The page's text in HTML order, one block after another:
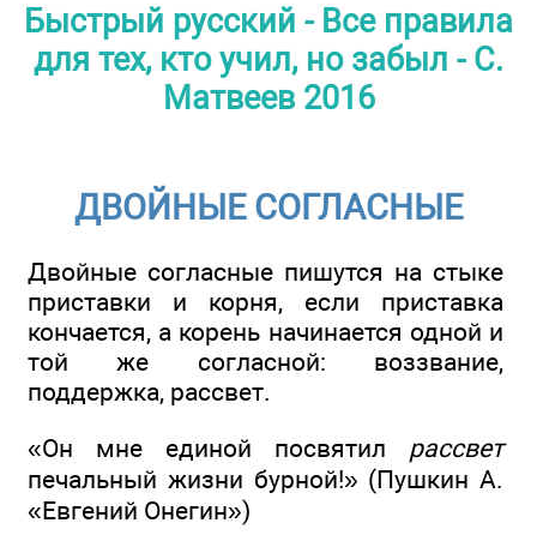
Быстрый русский - Все правила
для тех, кто учил, но забыл - С.
Матвеев 2016
ДВОЙНЫЕ СОГЛАСНЫЕ
Двойные согласные пишутся на стыке
приставки и корня, если приставка
кончается, а корень начинается одной и
той же согласной: воззвание,
поддержка, рассвет.
«Он мне единой посвятил рассвет
печальный жизни бурной!» (Пушкин А.
«Евгений Онегин»)